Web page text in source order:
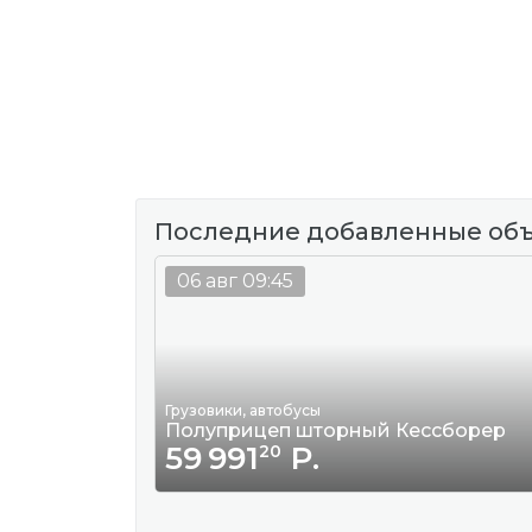
Последние добавленные
Грузовики, автобусы
Полуприцеп шторный Кессборер
59 99120 Р.
06 авг 09:45